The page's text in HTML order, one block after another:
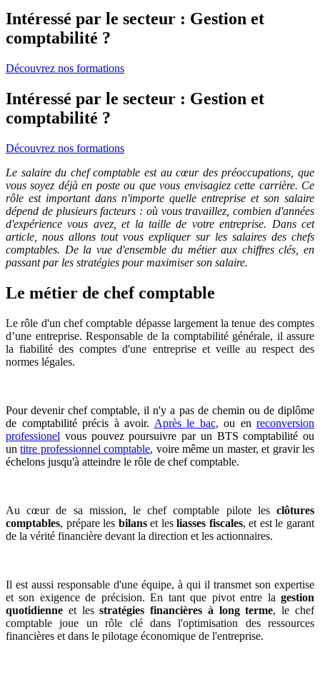
Intéressé par le secteur : Gestion et
comptabilité ?
Découvrez nos formations
Intéressé par le secteur : Gestion et
comptabilité ?
Découvrez nos formations
Le salaire du chef comptable est au cœur des préoccupations, que
vous soyez déjà en poste ou que vous envisagiez cette carrière. Ce
rôle est important dans n'importe quelle entreprise et son salaire
dépend de plusieurs facteurs : où vous travaillez, combien d'années
d'expérience vous avez, et la taille de votre entreprise. Dans cet
article, nous allons tout vous expliquer sur les salaires des chefs
comptables. De la vue d'ensemble du métier aux chiffres clés, en
passant par les stratégies pour maximiser son salaire.
Le métier de chef comptable
Le rôle d'un chef comptable dépasse largement la tenue des comptes
d’une entreprise. Responsable de la comptabilité générale, il assure
la fiabilité des comptes d'une entreprise et veille au respect des
normes légales.
Pour devenir chef comptable, il n'y a pas de chemin ou de diplôme
de comptabilité précis à avoir. Après le bac, ou en reconversion
professionel vous pouvez poursuivre par un BTS comptabilité ou
untitre professionnel comptable, voire même un master, et gravir les
échelons jusqu'à atteindre le rôle de chef comptable.
Au cœur de sa mission, le chef comptable pilote les clôtures
comptables, prépare les bilanset lesliasses fiscales, et est le garant
de la vérité financière devant la direction et les actionnaires.
Il est aussi responsable d'une équipe, à qui il transmet son expertise
et son exigence de précision. En tant que pivot entre la gestion
quotidienne et lesstratégies financières à long terme, le chef
comptable joue un rôle clé dans l'optimisation des ressources
financières et dans le pilotage économique de l'entreprise.